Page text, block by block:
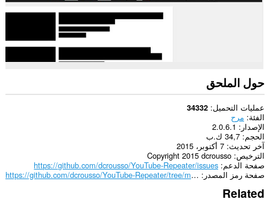
حول الملحق
عمليات التحميل 34332
الفئة مرح
الإصدار
2.0.6.1
الحجم 34,7 ك.ب
آخر تحديث 7 أكتوبر، 2015
الترخيص Copyright 2015 dcrousso
صفحة الدعم https://github.com/dcrousso/YouTube-Repeater/issues
صفحة رمز المصدر
https://github.com/dcrousso/YouTube-Repeater/tree/master/Chrome
Related